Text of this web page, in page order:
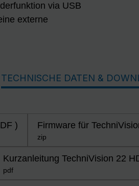
via USB
externe
TECHNISCHE DATEN &
) Firmware für
zip
Kurzanleitung TechniVision 22
pdf